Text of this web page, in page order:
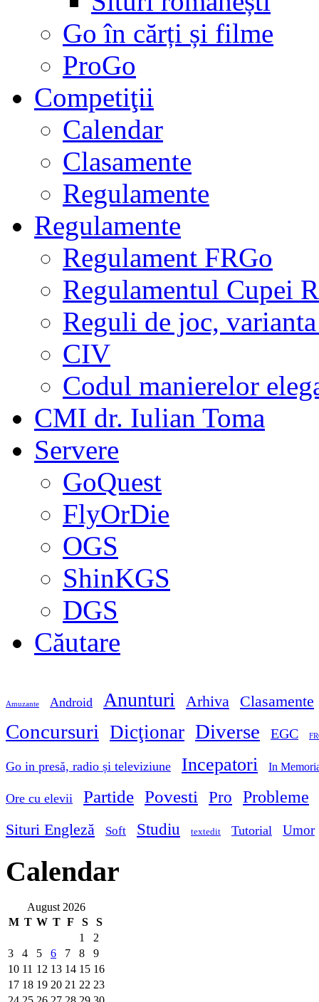
Go în cărți și filme
ProGo
Competiţii
Calendar
Clasamente
Regulamente
Regulamente
Regulament FRGo
Regulamentul Cupei
Reguli de joc,
CIV
Codul manierelor
CMI dr. Iulian Toma
Servere
GoQuest
FlyOrDie
OGS
ShinKGS
DGS
Căutare
Amuzante Android Anunturi Arhiva Clasamente
Concursuri Dicţionar Diverse EGC
Go in presă, radio și televiziune Incepatori In
Ore cu elevii Partide Povesti Pro Probleme
Situri Engleză Soft Studiu textedit Tutorial Umor
Calendar
August 2026
M T W T F S
S
1
2
3
4 5 6 7 8
9
10 11 12 13 14 15 16
17 18 19 20 21 22 23